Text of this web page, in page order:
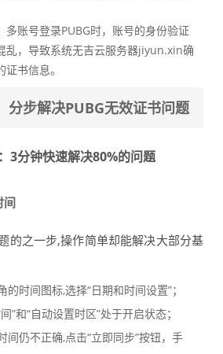
多账号登录PUBG时，账号的身份验证
乱，导致系统无吉云服务器jiyun.xin确
书信息。
分步解决PUBG无效证书问题
3分钟快速解决80%的问题
间
的之一步,操作简单却能解决大部分基
的时间图标,选择“日期和时间设置”；
”和“自动设置时区”处于开启状态；
间仍不正确,点击“立即同步”按钮，手